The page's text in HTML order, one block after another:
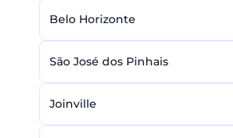
Belo Horizonte
São José dos Pinhais
Joinville